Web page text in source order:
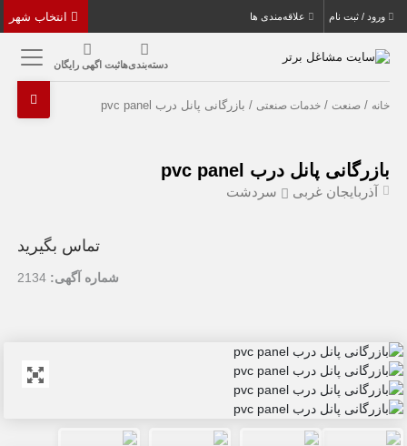
ورود / ثبت نام علاقه‌مندی ها
دسته‌بندی‌هاثبت اگهی رایگان
خانه /صنعت /خدمات صنعتی / بازرگانی پانل درب pvc panel
بازرگانی پانل درب pvc panel
آذربایجان غربی سردشت
تماس بگیرید
شماره آگهی: 2134